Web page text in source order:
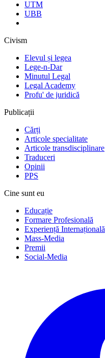
UTM
UBB
Civism
Elevul și legea
Lege-n-Dar
Minutul Legal
Legal Academy
Profu' de juridică
Publicații
Cărți
Articole specialitate
Articole transdisciplinare
Traduceri
Opinii
PPS
Cine sunt eu
Educație
Formare Profesională
Experiență Internațională
Mass-Media
Premii
Social-Media